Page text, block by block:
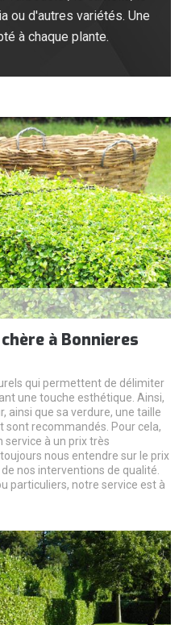
ou d'autres variétés. Une
à chaque plante.
à Bonnieres
qui permettent de délimiter
une touche esthétique. Ainsi,
ainsi que sa verdure, une taille
recommandés. Pour cela,
service à un prix très
nous entendre sur le prix
nos interventions de qualité.
particuliers, notre service est à